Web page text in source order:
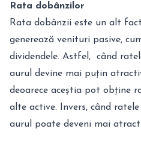
Rata dobânzilor
Rata dobânzii este un alt
generează venituri pasive,
dividendele. Astfel, când
aurul devine mai puțin
deoarece aceștia pot obține
alte active. Invers, când
aurul poate deveni mai